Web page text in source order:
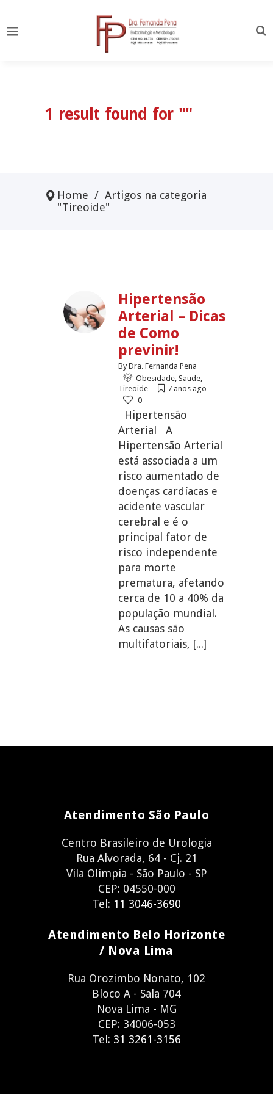
1 result found for ""
Home / Artigos na categoria
"Tireoide"
Hipertensão
Arterial – Dicas
de Como
previnir!
ByDra. Fernanda Pena
Obesidade, Saude,
Tireoide
7 anos ago
0
Hipertensão
Arterial A
Hipertensão Arterial
está associada a um
risco aumentado de
doenças cardíacas e
acidente vascular
cerebral e é o
principal fator de
risco independente
para morte
prematura, afetando
cerca de 10 a 40% da
população mundial.
As causas são
multifatoriais, [...]
Atendimento São Paulo
Centro Brasileiro de Urologia
Rua Alvorada, 64 - Cj. 21
Vila Olimpia - São Paulo - SP
CEP: 04550-000
Tel: 11 3046-3690
Atendimento Belo Horizonte
/ Nova Lima
Rua Orozimbo Nonato, 102
Bloco A - Sala 704
Nova Lima - MG
CEP: 34006-053
Tel: 31 3261-3156